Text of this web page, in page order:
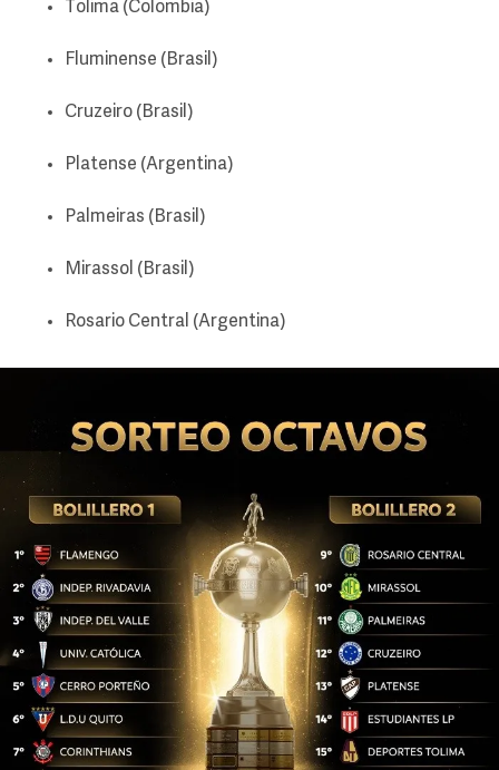
Tolima (Colombia)
Fluminense (Brasil)
Cruzeiro (Brasil)
Platense (Argentina)
Palmeiras (Brasil)
Mirassol (Brasil)
Rosario Central (Argentina)